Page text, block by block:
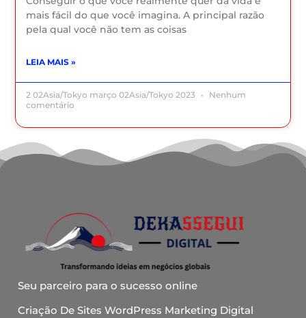
mais fácil do que você imagina. A principal razão
pela qual você não tem as coisas
LEIA MAIS »
2 02Asia/Tokyo março 02Asia/Tokyo 2023
Nenhum
comentário
Seu parceiro para o sucesso online
Criação De Sites WordPress Marketing Digital